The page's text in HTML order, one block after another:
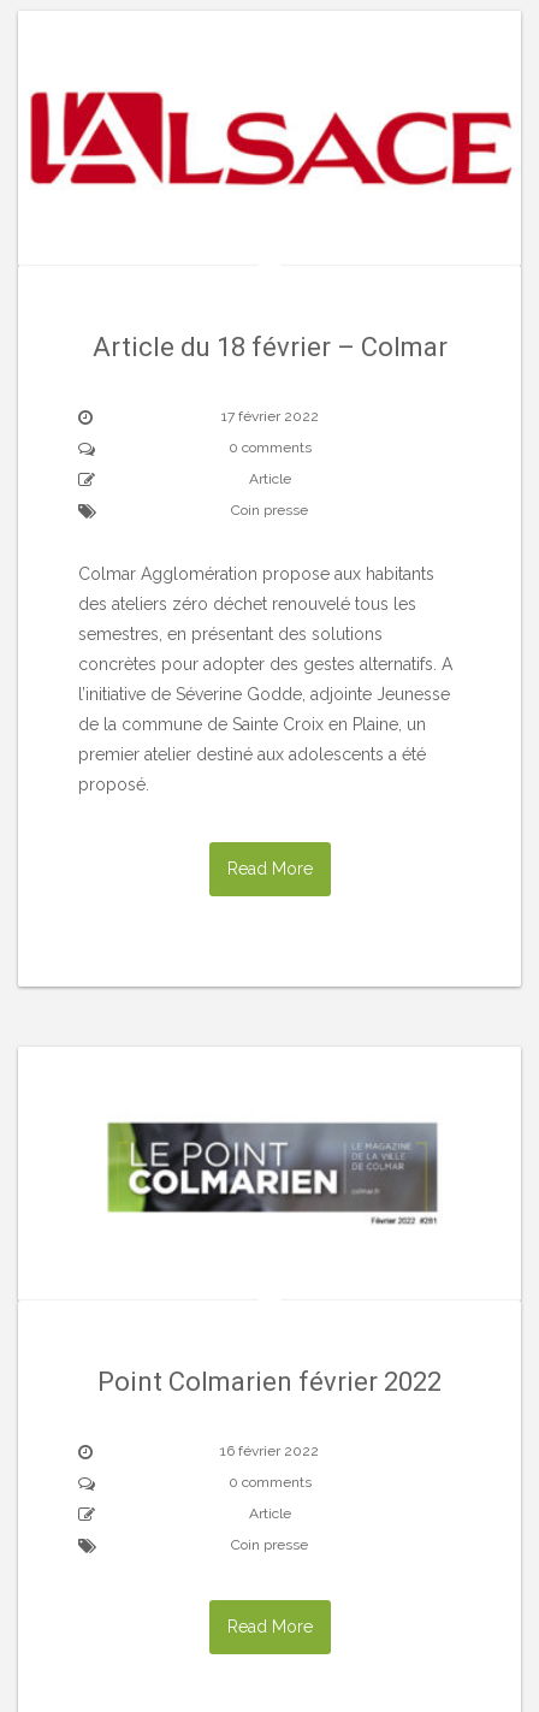
Article du 18 février – Colmar
17 février 2022
0 comments
Article
Coin presse
Colmar Agglomération propose aux habitants
des ateliers zéro déchet renouvelé tous les
semestres, en présentant des solutions
concrètes pour adopter des gestes alternatifs. A
l’initiative de Séverine Godde, adjointe Jeunesse
de la commune de Sainte Croix en Plaine, un
premier atelier destiné aux adolescents a été
proposé.
Read More
Point Colmarien février 2022
16 février 2022
0 comments
Article
Coin presse
Read More